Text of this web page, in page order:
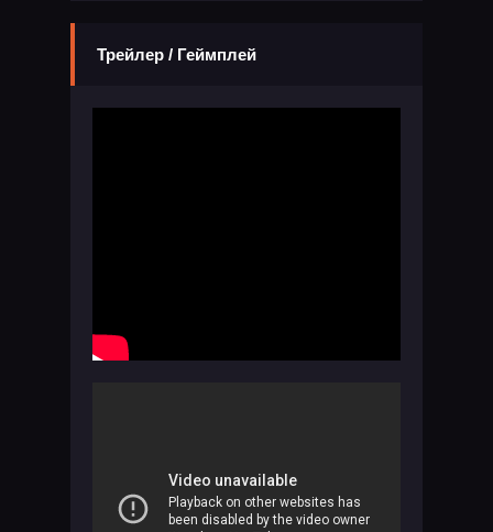
Трейлер / Геймплей